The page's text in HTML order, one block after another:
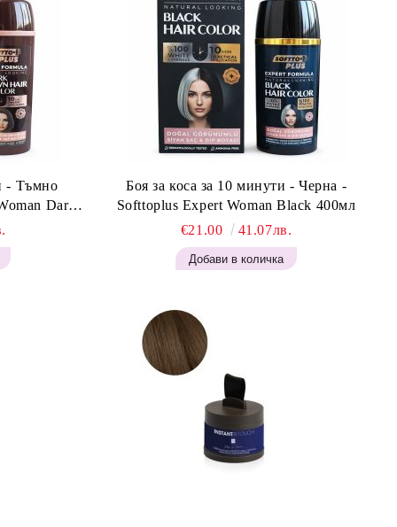
- Тъмно
Dark
Боя за коса за 10 минути - Черна -
Softtoplus Expert Woman Black 400мл
€21.00
41.07лв.